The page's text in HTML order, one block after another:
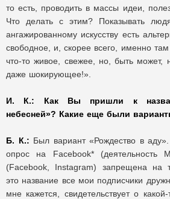
то есть, проводить в массы идеи,
Что делать с этим? Показывать
ангажированному искусству есть
свободное, и, скорее всего, именно
что-то живое, свежее, но, быть может,
даже шокирующее!».
И. К.:
Как Вы пришли к
небесней»? Какие еще были
Б. К.: Был вариант «Рождество в
опрос на Facebook* (деятельность
(Facebook, Instagram) запрещена на
это название все мои подписчики
мне кажется, свидетельствует о